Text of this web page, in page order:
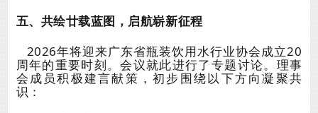
五、共绘廿载蓝图，启航崭新征程
2026年将迎来广东省瓶装饮用水行业协会成立20
周年的重要时刻。会议就此进行了专题讨论。理事
会成员积极建言献策，初步围绕以下方向凝聚共
识：